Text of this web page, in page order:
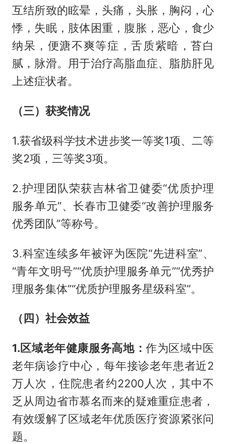
互结所致的眩晕，头痛，头胀，胸闷，心
悸，失眠，肢体困重，腹胀，恶心，食少
纳呆，便溏不爽等症，舌质紫暗，苔白
腻，脉滑。用于治疗高脂血症、脂肪肝见
上述症状者。
（三）获奖情况
1.获省级科学技术进步奖一等奖1项、二等
奖2项，三等奖3项。
2.护理团队荣获吉林省卫健委“优质护理
服务单元”、长春市卫健委“改善护理服务
优秀团队”等称号。
3.科室连续多年被评为医院“先进科室”、
“青年文明号”“优质护理服务单元”“优秀护
理服务集体”“优质护理服务星级科室”。
（四）社会效益
1.区域老年健康服务高地：作为区域中医
老年病诊疗中心，每年接诊老年患者近2
万人次，住院患者约2200人次，其中不
乏从周边省市慕名而来的疑难重症患者，
有效缓解了区域老年优质医疗资源紧张问
题。